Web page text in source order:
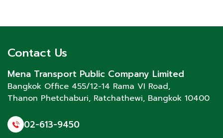
Contact Us
Mena Transport Public Company Limited
Bangkok Office 455/12-14 Rama VI Road,
Thanon Phetchaburi, Ratchathewi, Bangkok 10400
02-613-9450